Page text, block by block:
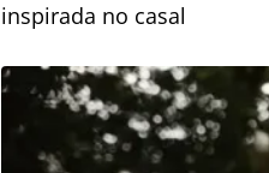
inspirada no casal